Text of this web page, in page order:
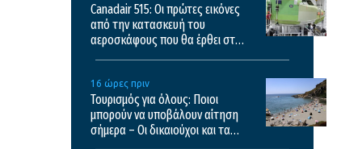
Canadair 515: Οι πρώτες εικόνες
από την κατασκευή του
αεροσκάφους που θα έρθει στην
16 ώρες πριν
Τουρισμός για όλους: Ποιοι
μπορούν να υποβάλουν αίτηση
σήμερα – Οι δικαιούχοι και τα